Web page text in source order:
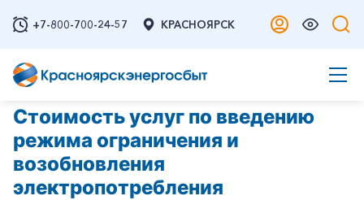
+7-800-700-24-57 КРАСНОЯРСК
Стоимость услуг по введению
режима ограничения и
возобновления
электропотребления